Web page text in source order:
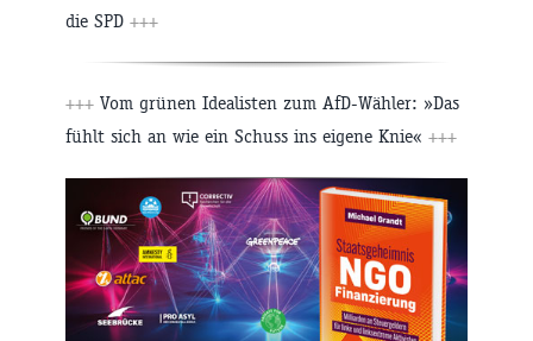
die SPD +++
+++ Vom grünen Idealisten zum AfD-Wähler: »Das
fühlt sich an wie ein Schuss ins eigene Knie« +++